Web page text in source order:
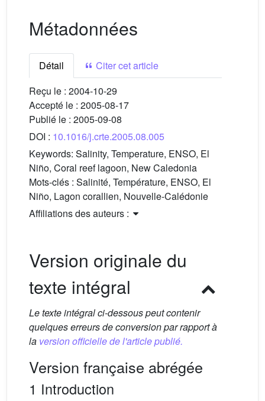
Métadonnées
Détail
Citer cet article
Reçu le : 2004-10-29
Accepté le : 2005-08-17
Publié le : 2005-09-08
DOI : 10.1016/j.crte.2005.08.005
Keywords: Salinity, Temperature, ENSO, El
Niño, Coral reef lagoon, New Caledonia
Mots-clés : Salinité, Température, ENSO, El
Niño, Lagon corallien, Nouvelle-Calédonie
Affiliations des auteurs :
Version originale du
texte intégral
Le texte intégral ci-dessous peut contenir
quelques erreurs de conversion par rapport à
la version officielle de l'article publié.
Version française abrégée
1 Introduction